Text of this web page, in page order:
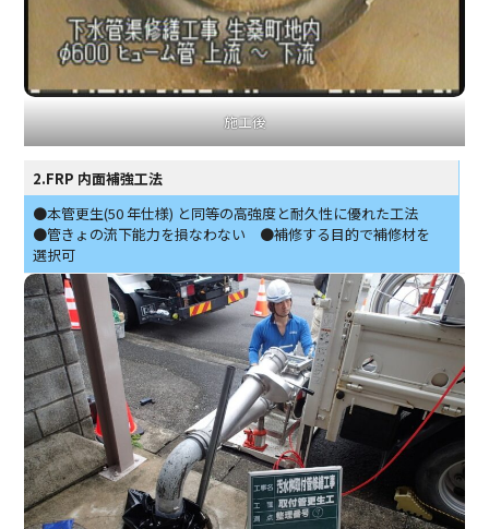
施工後
2.FRP 内面補強工法
●本管更生(50 年仕様) と同等の高強度と耐久性に優れた工法
●管きょの流下能力を損なわない ●補修する目的で補修材を
選択可